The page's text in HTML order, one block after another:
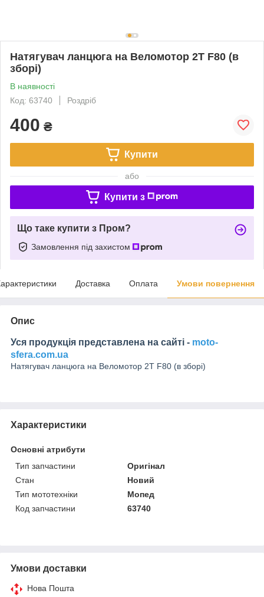
Натягувач ланцюга на Веломотор 2T F80 (в
зборі)
В наявності
Код: 63740
Роздріб
400 ₴
Купити
або
Купити з
Що таке купити з Пром?
Замовлення під захистом
Доставка Оплата Умови повернення
Опис
Уся продукція представлена на сайті - moto-
sfera.com.ua
Натягувач ланцюга на Веломотор 2T F80 (в зборі)
Характеристики
Основні атрибути
Тип запчастини
Оригінал
Стан
Новий
Тип мототехніки
Мопед
Код запчастини
63740
Умови доставки
Нова Пошта